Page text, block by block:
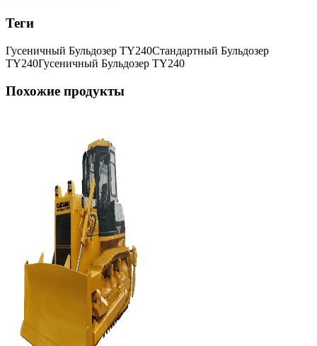
Теги
Гусеничный Бульдозер TY240Стандартный Бульдозер
TY240Гусеничный Бульдозер TY240
Похожие продукты